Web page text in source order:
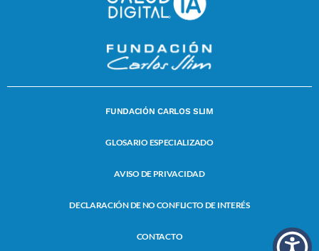
FUNDACIÓN CARLOS SLIM
GLOSARIO ESPECIALIZADO
AVISO DE PRIVACIDAD
DECLARACIÓN DE NO CONFLICTO DE INTERÉS
CONTACTO